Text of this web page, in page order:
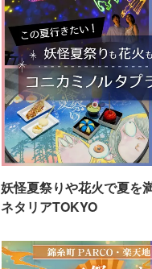
妖怪夏祭りや花火で夏を
ネタリアTOKYO